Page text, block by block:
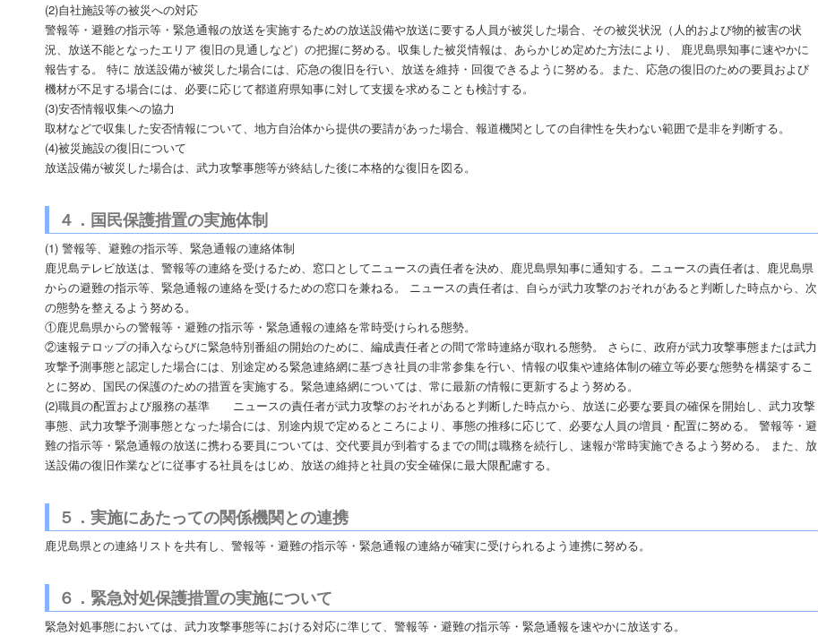
(2)自社施設等の被災への対応
警報等・避難の指示等・緊急通報の放送を実施するための放送設備や放送に要する人員が被災した場合、その被災状況（人的および物的被害の状
況、放送不能となったエリア 復旧の見通しなど）の把握に努める。収集した被災情報は、あらかじめ定めた方法により、 鹿児島県知事に速やかに
報告する。 特に 放送設備が被災した場合には、応急の復旧を行い、放送を維持・回復できるように努める。また、応急の復旧のための要員および
機材が不足する場合には、必要に応じて都道府県知事に対して支援を求めることも検討する。
(3)安否情報収集への協力
取材などで収集した安否情報について、地方自治体から提供の要請があった場合、報道機関としての自律性を失わない範囲で是非を判断する。
(4)被災施設の復旧について
放送設備が被災した場合は、武力攻撃事態等が終結した後に本格的な復旧を図る。
４．国民保護措置の実施体制
(1) 警報等、避難の指示等、緊急通報の連絡体制
鹿児島テレビ放送は、警報等の連絡を受けるため、窓口としてニュースの責任者を決め、鹿児島県知事に通知する。ニュースの責任者は、鹿児島県
からの避難の指示等、緊急通報の連絡を受けるための窓口を兼ねる。 ニュースの責任者は、自らが武力攻撃のおそれがあると判断した時点から、次
の態勢を整えるよう努める。
①鹿児島県からの警報等・避難の指示等・緊急通報の連絡を常時受けられる態勢。
②速報テロップの挿入ならびに緊急特別番組の開始のために、編成責任者との間で常時連絡が取れる態勢。 さらに、政府が武力攻撃事態または武力
攻撃予測事態と認定した場合には、別途定める緊急連絡網に基づき社員の非常参集を行い、情報の収集や連絡体制の確立等必要な態勢を構築するこ
とに努め、国民の保護のための措置を実施する。緊急連絡網については、常に最新の情報に更新するよう努める。
(2)職員の配置および服務の基準 ニュースの責任者が武力攻撃のおそれがあると判断した時点から、放送に必要な要員の確保を開始し、武力攻撃
事態、武力攻撃予測事態となった場合には、別途内規で定めるところにより、事態の推移に応じて、必要な人員の増員・配置に努める。 警報等・避
難の指示等・緊急通報の放送に携わる要員については、交代要員が到着するまでの間は職務を続行し、速報が常時実施できるよう努める。 また、放
送設備の復旧作業などに従事する社員をはじめ、放送の維持と社員の安全確保に最大限配慮する。
５．実施にあたっての関係機関との連携
鹿児島県との連絡リストを共有し、警報等・避難の指示等・緊急通報の連絡が確実に受けられるよう連携に努める。
６．緊急対処保護措置の実施について
緊急対処事態においては、武力攻撃事態等における対応に準じて、警報等・避難の指示等・緊急通報を速やかに放送する。